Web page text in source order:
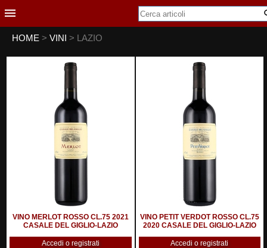
HOME > VINI > LAZIO
VINO MERLOT ROSSO CL.75 2021
CASALE DEL GIGLIO-LAZIO
Accedi o registrati
VINO PETIT VERDOT ROSSO CL.75
2020 CASALE DEL GIGLIO-LAZIO
Accedi o registrati